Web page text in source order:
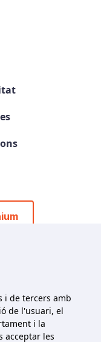
i de tercers amb
de l'usuari, el
i la
acceptar les